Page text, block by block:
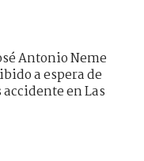
Antonio Neme
a espera de
en Las